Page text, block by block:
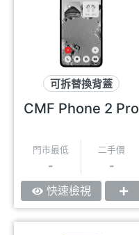
可拆替換背蓋
大螢幕
防潑水
CMF Phone 2 Pro
門市最低
-
二手價
-
快速檢視